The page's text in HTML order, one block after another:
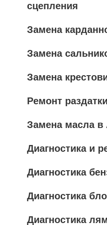
сцепления
Замена
Замена
Замена
Ремонт раздатки
Замена масла в
Диагностика и
Диагностика
Диагностика
Диагностика